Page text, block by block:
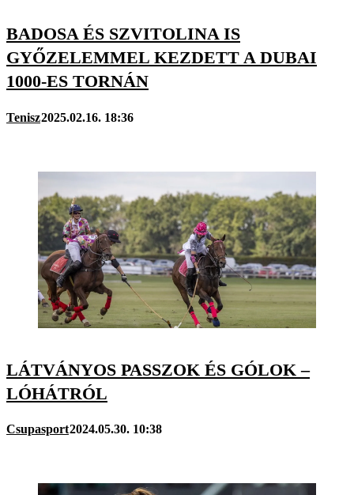
BADOSA ÉS SZVITOLINA IS
GYŐZELEMMEL KEZDETT A DUBAI
1000-ES TORNÁN
Tenisz2025.02.16. 18:36
LÁTVÁNYOS PASSZOK ÉS GÓLOK –
LÓHÁTRÓL
Csupasport2024.05.30. 10:38